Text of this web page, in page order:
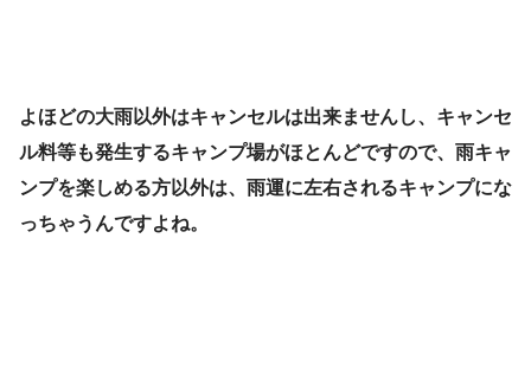
よほどの大雨以外はキャンセルは出来ませんし、キャンセ
ル料等も発生するキャンプ場がほとんどですので、雨キャ
ンプを楽しめる方以外は、雨運に左右されるキャンプにな
っちゃうんですよね。